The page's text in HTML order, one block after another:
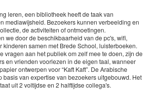
leren, een bibliotheek heeft de taak van
mediawijsheid. Bezoekers kunnen verbeelding en
de activiteiten of ontmoetingen.
we door de beschikbaarheid van de pc's, wifi,
kinderen samen met Brede School, luisterboeken.
vragen aan het publiek om zelf mee te doen, zijn de
en vrienden voorlezen in de eigen taal, wanneer
ontwerpen voor “Kaft Kaft”. De Arabische
basis van expertise van bezoekers uitgebouwd. Het
uit 2 voltijdse en 2 halftijdse collega's.